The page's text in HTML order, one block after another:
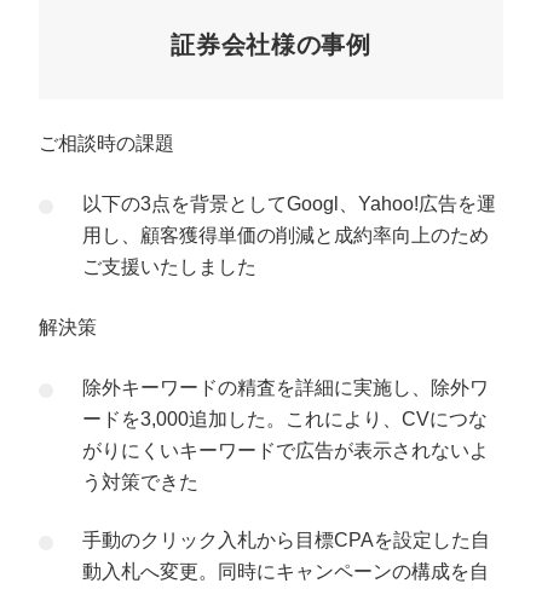
証券会社様の事例
ご相談時の課題
以下の3点を背景としてGoogl、Yahoo!広告を運
用し、顧客獲得単価の削減と成約率向上のため
ご支援いたしました
解決策
除外キーワードの精査を詳細に実施し、除外ワ
ードを3,000追加した。これにより、CVにつな
がりにくいキーワードで広告が表示されないよ
う対策できた
手動のクリック入札から目標CPAを設定した自
動入札へ変更。同時にキャンペーンの構成を自